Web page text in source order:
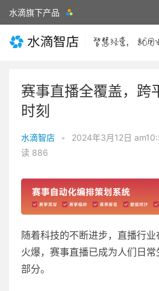
水滴旗下产品
赛事直播全覆盖，跨
时刻
水滴智店 • 2024年3月12日
读 886
随着科技的不断进步，直播行
火爆，赛事直播已成为人们日
部分。